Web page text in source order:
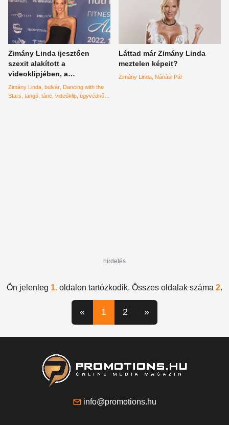
Zimány Linda ijesztően
szexit alakított a
videoklipjében, a
botrányhősnő mindent a
kezében tart
Zimány Linda bulvár Dancing with the
Stars tangó tánc videóklip ügyvédnő
Láttad már Zimány Linda
meztelen képeit?
Zimány Linda Nánási Pál
hirdetés
Ön jelenleg 1. oldalon tartózkodik. Összes oldalak száma 2.
« 1 2 »
info@promotions.hu